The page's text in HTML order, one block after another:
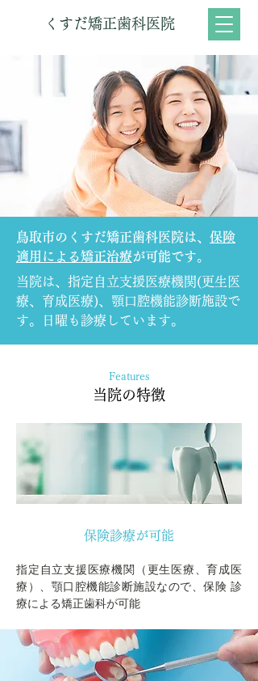
くすだ矯正歯科医院
鳥取市のくすだ矯正歯科医院は、 保険
適用による矯正治療が可能です。
当院は、指定自立支援医療機関(更生医
療、育成医療)、顎口腔機能診断施設で
す。日曜も診療しています。
Features
​当院の特徴
保険診療が可能
指定自立支援医療機関（更生医療、育成医
療）、顎口腔機能診断施設なので、保険 診
療による矯正歯科が可能